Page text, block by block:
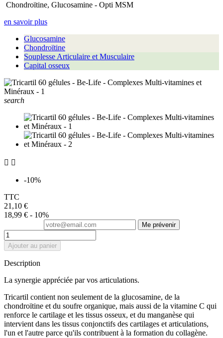
Chondroïtine, Glucosamine - Opti MSM
en savoir plus
Glucosamine
Chondroïtine
Souplesse Articulaire et Musculaire
Capital osseux
search
 
-10%
TTC
21,10 €
18,99 € - 10%
Me prévenir
Ajouter au panier
Description
La synergie appréciée par vos articulations.
Tricartil contient non seulement de la glucosamine, de la
chondroïtine et du soufre organique, mais aussi de la vitamine C qui
renforce le cartilage et les tissus osseux, et du manganèse qui
intervient dans les tissus conjonctifs des cartilages et articulations,
l'un et l'autre parce qu'ils contribuent à la formation du collagène.